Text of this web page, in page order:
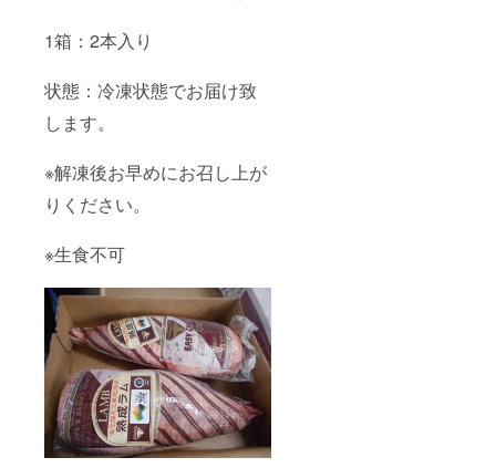
1箱：2本入り
状態：冷凍状態でお届け致
します。
※解凍後お早めにお召し上が
りください。
※生食不可